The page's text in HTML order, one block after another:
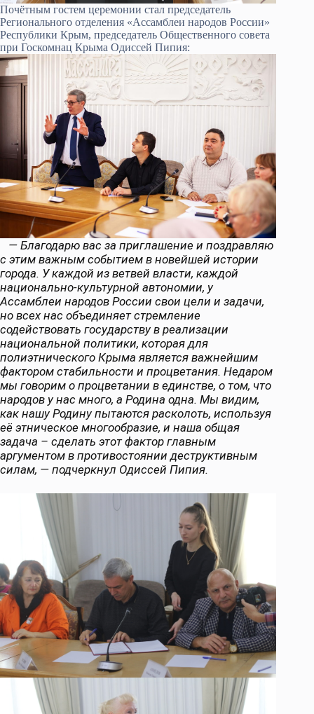
Почётным гостем церемонии стал председатель
Регионального отделения «Ассамблеи народов России»
Республики Крым, председатель Общественного совета
при Госкомнац Крыма Одиссей Пипия:
— Благодарю вас за приглашение и поздравляю
с этим важным событием в новейшей истории
города. У каждой из ветвей власти, каждой
национально-культурной автономии, у
Ассамблеи народов России свои цели и задачи,
но всех нас объединяет стремление
содействовать государству в реализации
национальной политики, которая для
полиэтнического Крыма является важнейшим
фактором стабильности и процветания. Недаром
мы говорим о процветании в единстве, о том, что
народов у нас много, а Родина одна. Мы видим,
как нашу Родину пытаются расколоть, используя
её этническое многообразие, и наша общая
задача – сделать этот фактор главным
аргументом в противостоянии деструктивным
силам, — подчеркнул Одиссей Пипия.